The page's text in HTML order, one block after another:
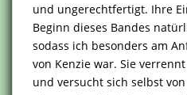
und ungerechtfertigt. Ihre
Beginn dieses Bandes
sodass ich besonders am
von Kenzie war. Sie
und versucht sich selbst